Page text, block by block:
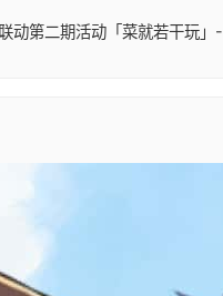
动第二期活动「菜就若干玩